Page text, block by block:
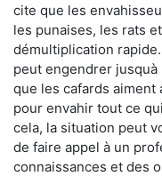
cite que les
les punaises, les rats
démultiplication
peut engendrer jusquà
que les cafards
pour envahir tout ce
cela, la situation peut
de faire appel à un
connaissances et des